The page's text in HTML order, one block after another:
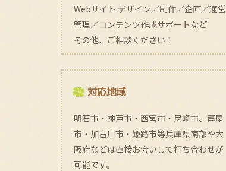
Webサイト デザイン／制作／企画／運営
管理／コンテンツ作成サポートなど
その他、ご相談ください！
対応地域
明石市・神戸市・西宮市・尼崎市、芦屋
市・加古川市・姫路市等兵庫県南部や大
阪府などは直接お会いして打ち合わせが
可能です。